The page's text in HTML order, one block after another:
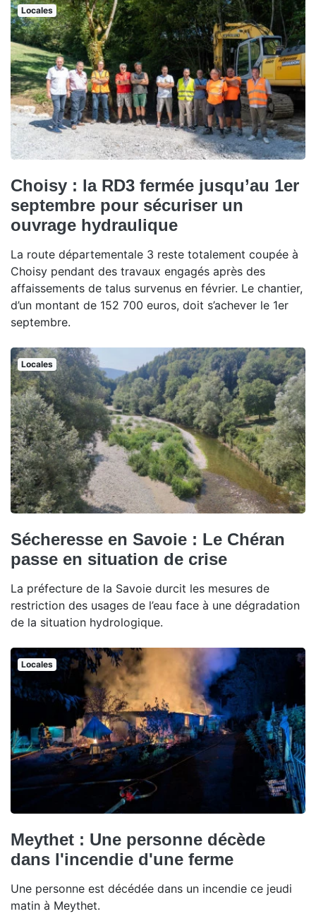
Locales
Choisy : la RD3 fermée jusqu’au 1er
septembre pour sécuriser un
ouvrage hydraulique
La route départementale 3 reste totalement coupée à
Choisy pendant des travaux engagés après des
affaissements de talus survenus en février. Le chantier,
d’un montant de 152 700 euros, doit s’achever le 1er
septembre.
Locales
Sécheresse en Savoie : Le Chéran
passe en situation de crise
La préfecture de la Savoie durcit les mesures de
restriction des usages de l’eau face à une dégradation
de la situation hydrologique.
Locales
Meythet : Une personne décède
dans l'incendie d'une ferme
Une personne est décédée dans un incendie ce jeudi
matin à Meythet.